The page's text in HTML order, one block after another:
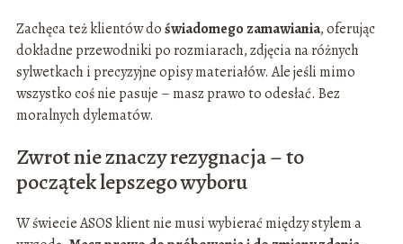
Zachęca też klientów doświadomego zamawiania, oferując
dokładne przewodniki po rozmiarach, zdjęcia na różnych
sylwetkach i precyzyjne opisy materiałów. Ale jeśli mimo
wszystko coś nie pasuje – masz prawo to odesłać. Bez
moralnych dylematów.
Zwrot nie znaczy rezygnacja – to
początek lepszego wyboru
W świecie ASOS klient nie musi wybierać między stylem a